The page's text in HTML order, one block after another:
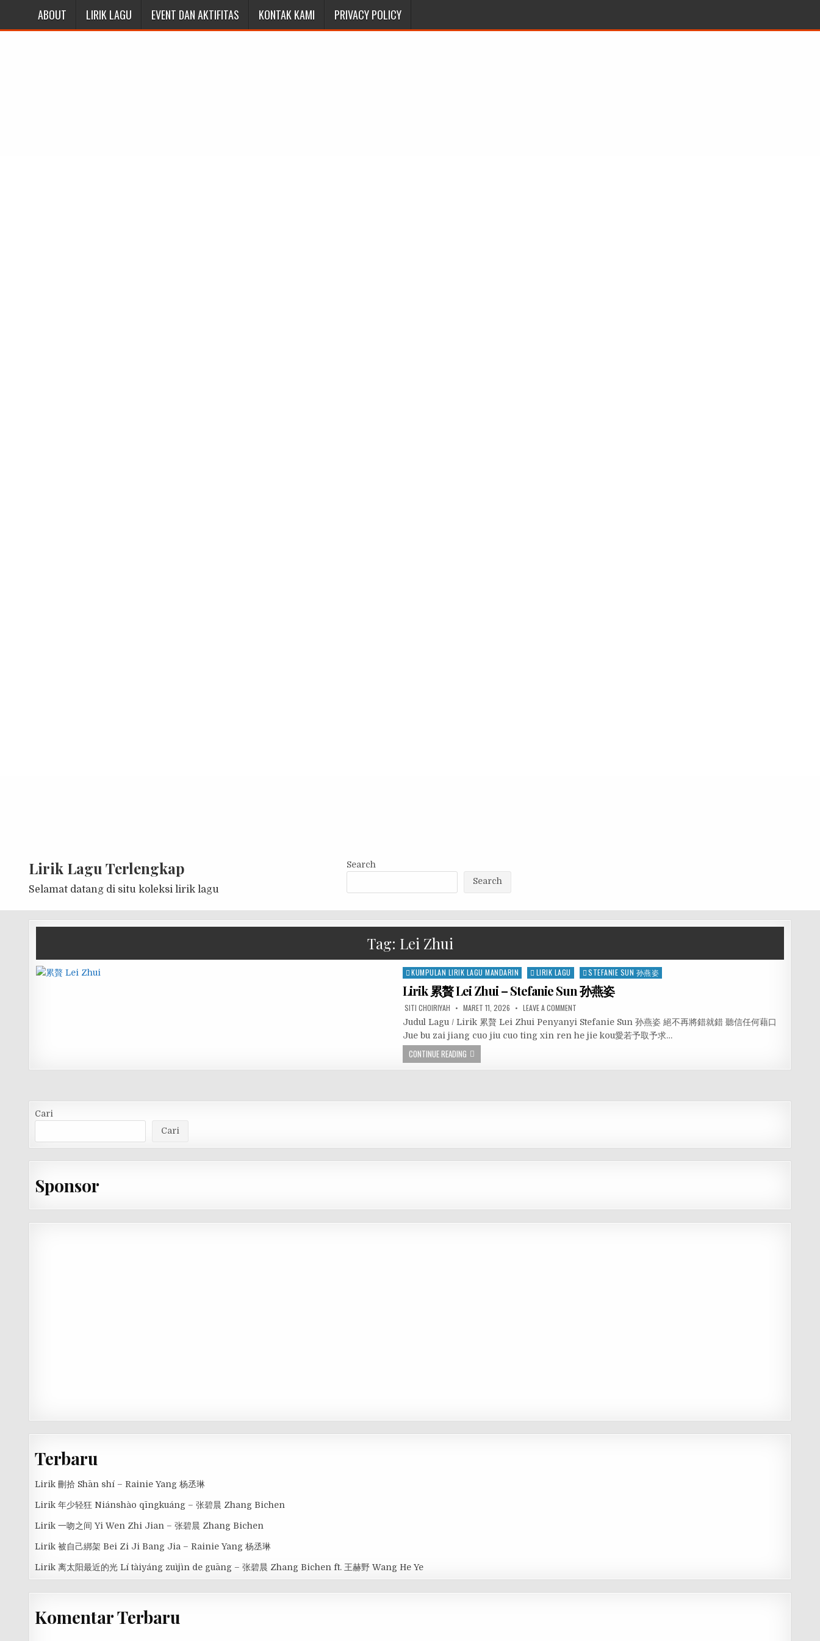
ABOUT LIRIK LAGU EVENT DAN AKTIFITAS KONTAK KAMI PRIVACY POLICY
Lirik Lagu Terlengkap
Selamat datang di situ koleksi lirik lagu
Search
Search
Tag: Lei Zhui
Posted
in
KUMPULAN LIRIK LAGU MANDARIN LIRIK LAGU STEFANIE SUN 孙燕姿
Lirik 累贅 Lei Zhui – Stefanie Sun 孙燕姿
SITI CHOIRIYAH MARET 11, 2026 LEAVE A COMMENT
Judul Lagu / Lirik 累贅 Lei Zhui Penyanyi Stefanie Sun 孙燕姿 絕不再將錯就錯 聽信任何藉口
Jue bu zai jiang cuo jiu cuo ting xin ren he jie kou愛若予取予求…
CONTINUE READING
Cari
Cari
Sponsor
Terbaru
Lirik 刪拾 Shān shí – Rainie Yang 杨丞琳
Lirik 年少轻狂 Niánshào qīngkuáng – 张碧晨 Zhang Bichen
Lirik 一吻之间 Yi Wen Zhi Jian – 张碧晨 Zhang Bichen
Lirik 被自己綁架 Bei Zi Ji Bang Jia – Rainie Yang 杨丞琳
Lirik 离太阳最近的光 Lí tàiyáng zuìjìn de guāng – 张碧晨 Zhang Bichen ft. 王赫野 Wang He Ye
Komentar Terbaru